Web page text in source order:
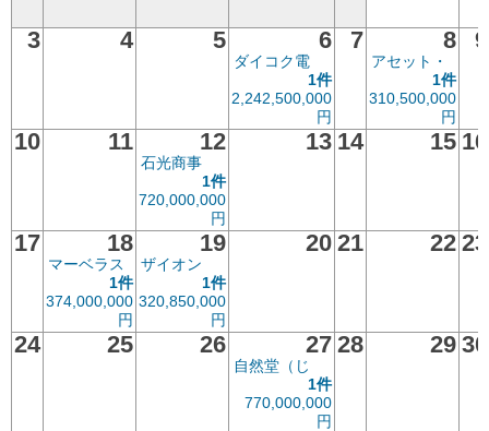
3
4 5 6
ダイコク電
1件
2,242,500,000
円
7 8
アセット・
1件
310,500,000
円
9
10 11 12
石光商事
1件
720,000,000
円
13 14 15 16
17 18
マーベラス
1件
374,000,000
円
19
ザイオン
1件
320,850,000
円
20 21 22 23
24 25 26 27
自然堂（じ
1件
770,000,000
円
28 29 30